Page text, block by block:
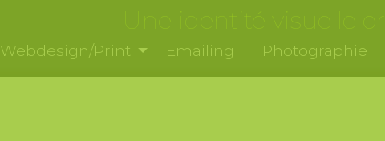
Une identité visuelle
Webdesign/Print Emailing Photographie